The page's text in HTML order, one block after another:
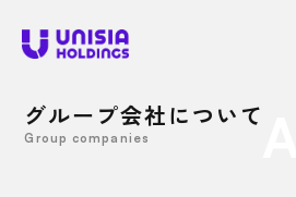
グループ会社について
Group companies